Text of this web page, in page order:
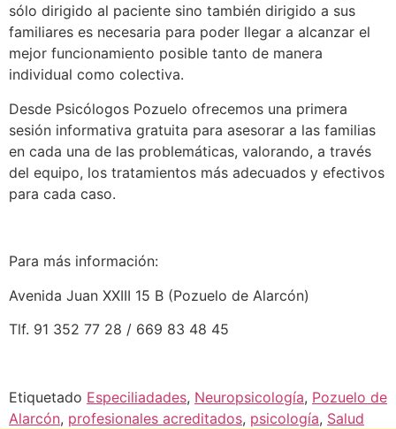
sólo dirigido al paciente sino también dirigido a sus
familiares es necesaria para poder llegar a alcanzar el
mejor funcionamiento posible tanto de manera
individual como colectiva.
Desde Psicólogos Pozuelo ofrecemos una primera
sesión informativa gratuita para asesorar a las familias
en cada una de las problemáticas, valorando, a través
del equipo, los tratamientos más adecuados y efectivos
para cada caso.
Para más información:
Avenida Juan XXIII 15 B (Pozuelo de Alarcón)
Tlf. 91 352 77 28 / 669 83 48 45
Etiquetado Especiliadades, Neuropsicología, Pozuelo de
Alarcón, profesionales acreditados, psicología, Salud